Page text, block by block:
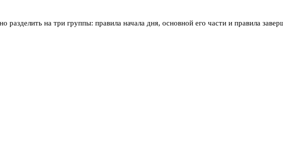
на три группы: правила начала дня, основной его части и правила